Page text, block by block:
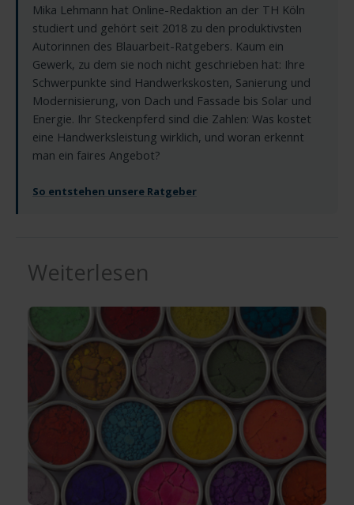
Mika Lehmann hat Online-Redaktion an der TH Köln
studiert und gehört seit 2018 zu den produktivsten
Autorinnen des Blauarbeit-Ratgebers. Kaum ein
Gewerk, zu dem sie noch nicht geschrieben hat: Ihre
Schwerpunkte sind Handwerkskosten, Sanierung und
Modernisierung, von Dach und Fassade bis Solar und
Energie. Ihr Steckenpferd sind die Zahlen: Was kostet
eine Handwerksleistung wirklich, und woran erkennt
man ein faires Angebot?
So entstehen unsere Ratgeber
Weiterlesen